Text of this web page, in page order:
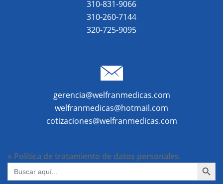
310-831-9066
310-260-7144
320-725-9095
gerencia@welfranmedicas.com
welfranmedicas@hotmail.com
cotizaciones@welfranmedicas.com
» Política de tratamiento de datos personales.
Buscar:
BOTÓN DE